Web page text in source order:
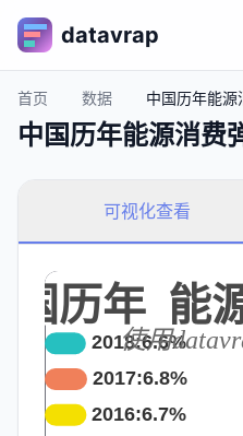
datavrap
首页 数据 中国历年能源
中国历年能源消费
可视化查看